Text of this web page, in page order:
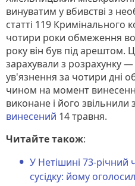
винуватим у вбивстві з
статті 119 Кримінального
чотири роки обмеження
року він був під арештом.
зарахували з розрахунку
ув'язнення за чотири дні
чином на момент
виконане і його звільнили
винесений 14 травня.
Читайте також:
У Нетішині 73-
сусідку: йому